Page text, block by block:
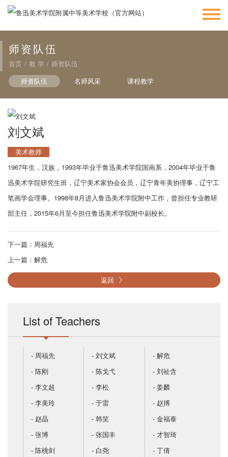
师资队伍
首页 / 教 学 / 师资队伍
师资队伍
名师风采 课程教学
刘文斌
美术教师
1967年生，汉族，1993年毕业于鲁迅美术学院国画系，2004年毕业于鲁
迅美术学院研究生班，辽宁美术家协会会员，辽宁青年美协理事，辽宁工
笔画学会理事。1998年8月进入鲁迅美术学院附中工作，曾担任专业教研
部主任，2015年6月至今担任鲁迅美术学院附中副校长。
下一篇： 周福先
上一篇： 解危
返回
List of Teachers
- 周福先 - 刘文斌
- 解危
- 陈刚
- 陈戈弋
- 刘祉含
- 李文超
- 李松
- 姜麟
- 李美玲
- 于雷
- 赵搏
- 赵晶
- 韩笑
- 金福泰
- 张博
- 张国丰
- 才智琦
- 陈桃剑
- 白尧 - 丁倩